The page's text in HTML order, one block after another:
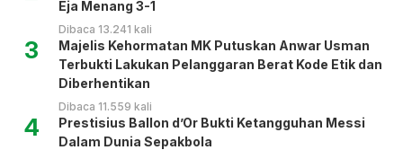
Eja Menang 3-1
Dibaca 13.241 kali
3
Majelis Kehormatan MK Putuskan Anwar Usman
Terbukti Lakukan Pelanggaran Berat Kode Etik dan
Diberhentikan
Dibaca 11.559 kali
4
Prestisius Ballon d’Or Bukti Ketangguhan Messi
Dalam Dunia Sepakbola